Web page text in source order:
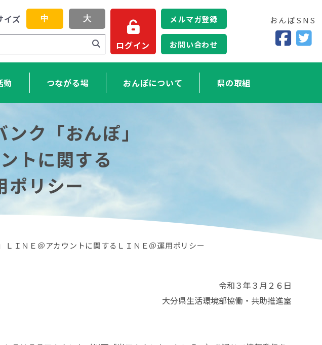
イズ 中 大
ログイン
動 つながる場 おんぽについて 県の取組
メルマガ登録
お問い合わせ
おんぽSNS
ク「おんぽ」
トに関する
ポリシー
ＬＩＮＥ＠アカウントに関するＬＩＮＥ＠運用ポリシー
令和３年３月２６日
大分県生活環境部協働・共助推進室